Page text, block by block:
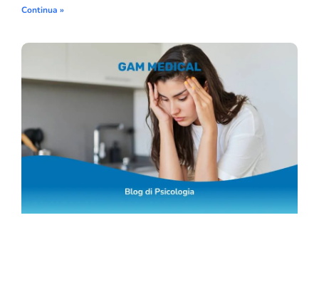
Continua »